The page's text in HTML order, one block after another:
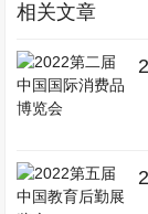
相关文章